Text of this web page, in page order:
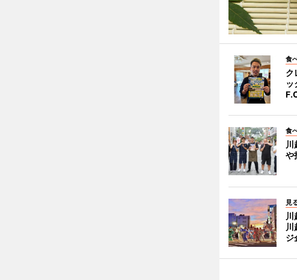
食
ク
食
川
や
見
川
ジ